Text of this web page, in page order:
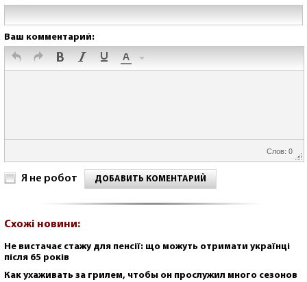
Ваш комментарий:
Слов: 0
Я не робот ДОБАВИТЬ КОМЕНТАРИЙ
Схожі новини:
Не вистачає стажу для пенсії: що можуть отримати українці
після 65 років
Как ухаживать за грилем, чтобы он прослужил много сезонов